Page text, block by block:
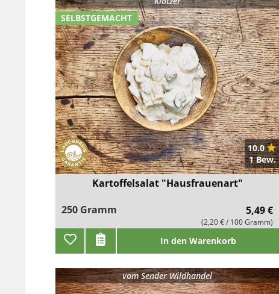
SELBSTGEMACHT
10.0
1 Bew.
Kartoffelsalat "Hausfrauenart"
250 Gramm
5,49 €
(2,20 € / 100 Gramm)
In den Warenkorb
vomSender Wildhandel